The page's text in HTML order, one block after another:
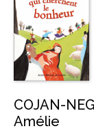
COJAN-
Amélie